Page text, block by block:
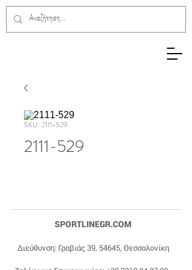
SKU: 2111-529
2111-529
SPORTLINEGR.COM
Διεύθυνση: Γραβιάς 39, 54645, Θεσσαλονίκη